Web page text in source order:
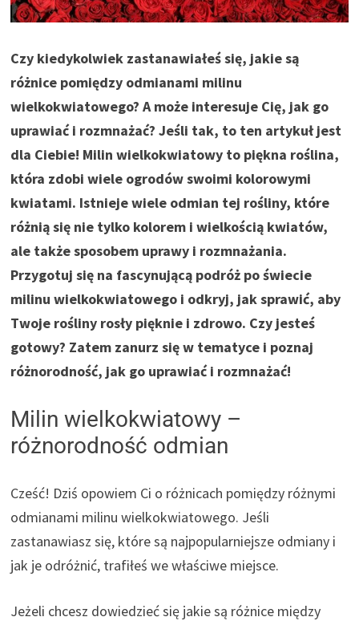
Czy kiedykolwiek zastanawiałeś się, jakie są
różnice pomiędzy odmianami milinu
wielkokwiatowego? A może interesuje Cię, jak go
uprawiać i rozmnażać? Jeśli tak, to ten artykuł jest
dla Ciebie! Milin wielkokwiatowy to piękna roślina,
która zdobi wiele ogrodów swoimi kolorowymi
kwiatami. Istnieje wiele odmian tej rośliny, które
różnią się nie tylko kolorem i wielkością kwiatów,
ale także sposobem uprawy i rozmnażania.
Przygotuj się na fascynującą podróż po świecie
milinu wielkokwiatowego i odkryj, jak sprawić, aby
Twoje rośliny rosły pięknie i zdrowo. Czy jesteś
gotowy? Zatem zanurz się w tematyce i poznaj
różnorodność, jak go uprawiać i rozmnażać!
Milin wielkokwiatowy –
różnorodność odmian
Cześć! Dziś opowiem Ci o różnicach pomiędzy różnymi
odmianami milinu wielkokwiatowego. Jeśli
zastanawiasz się, które są najpopularniejsze odmiany i
jak je odróżnić, trafiłeś we właściwe miejsce.
Jeżeli chcesz dowiedzieć się jakie są różnice między